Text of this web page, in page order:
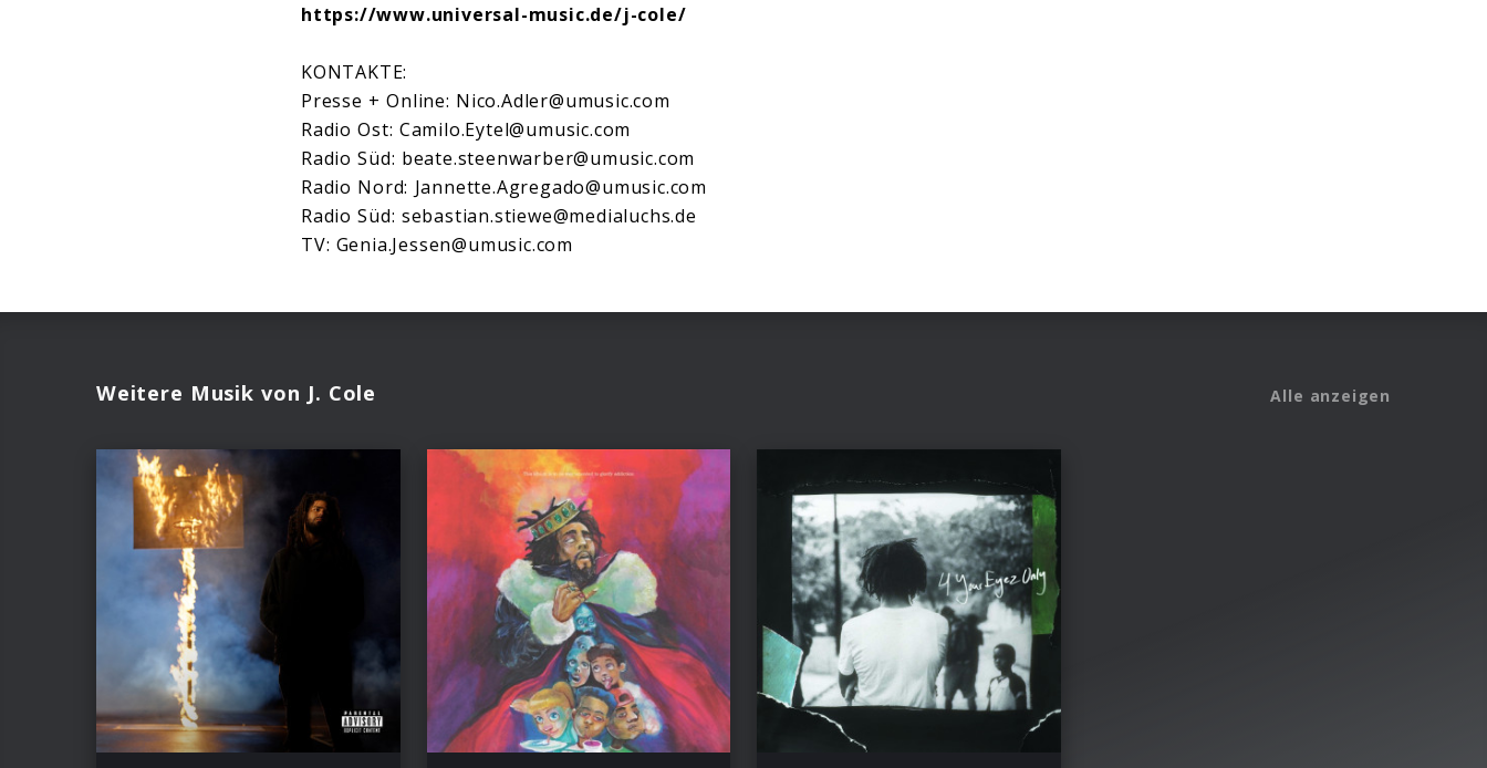
https://www.universal-music.de/j-cole/
KONTAKTE:
Presse + Online: Nico.Adler@umusic.com
Radio Ost: Camilo.Eytel@umusic.com
Radio Süd: beate.steenwarber@umusic.com
Radio Nord: Jannette.Agregado@umusic.com
Radio Süd: sebastian.stiewe@medialuchs.de
TV: Genia.Jessen@umusic.com
Weitere Musik von J. Cole Alle anzeigen